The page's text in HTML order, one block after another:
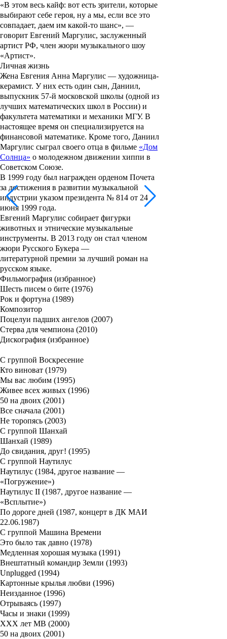
«В этом весь кайф: вот есть зрители, которые
выбирают себе героя, ну а мы, если все это
совпадает, даем им какой-то шанс», —
говорит Евгений Маргулис, заслуженный
артист РФ, член жюри музыкального шоу
«Артист».
Личная жизнь
Жена Евгения Анна Маргулис — художница-
керамист. У них есть один сын, Даниил,
выпускник 57-й московской школы (одной из
лучших математических школ в России) и
факультета математики и механики МГУ. В
настоящее время он специализируется на
финансовой математике. Кроме того, Даниил
Маргулис сыграл своего отца в фильме «Дом
Солнца» о молодежном движении хиппи в
Советском Союзе.
В 1999 году был награжден орденом Почета
за достижения в развитии музыкальной
индустрии указом президента № 814 от 24
июня 1999 года.
Евгений Маргулис собирает фигурки
животных и этнические музыкальные
инструменты. В 2013 году он стал членом
жюри Русского Букера —
литературной премии за лучший роман на
русском языке.
Фильмография (избранное)
Шесть писем о бите (1976)
Рок и фортуна (1989)
Композитор
Поцелуи падших ангелов (2007)
Стерва для чемпиона (2010)
Дискография (избранное)
С группой Воскресение
Кто виноват (1979)
Мы вас любим (1995)
Живее всех живых (1996)
50 на двоих (2001)
Все сначала (2001)
Не торопясь (2003)
С группой Шанхай
Шанхай (1989)
До свидания, друг! (1995)
С группой Наутилус
Наутилус (1984, другое название —
«Погружение»)
Наутилус II (1987, другое название —
«Всплытие»)
По дороге дней (1987, концерт в ДК МАИ
22.06.1987)
С группой Машина Времени
Это было так давно (1978)
Медленная хорошая музыка (1991)
Внештатный командир Земли (1993)
Unplugged (1994)
Картонные крылья любви (1996)
Неизданное (1996)
Отрываясь (1997)
Часы и знаки (1999)
XXX лет МВ (2000)
50 на двоих (2001)